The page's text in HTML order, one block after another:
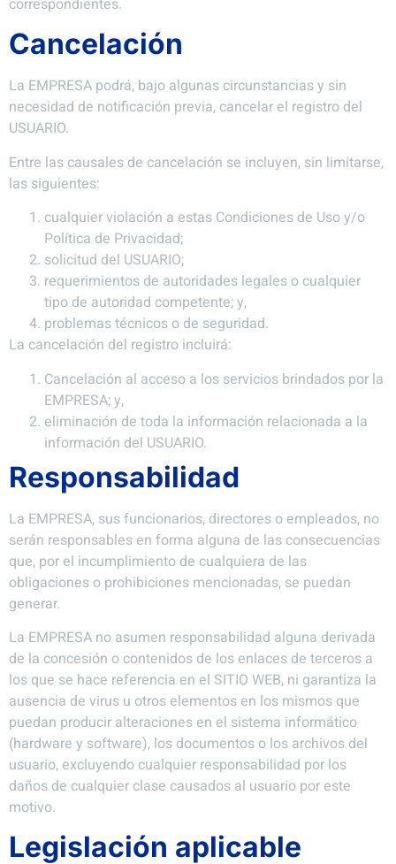
correspondientes.
Cancelación
La EMPRESA podrá, bajo algunas circunstancias y sin
necesidad de notificación previa, cancelar el registro del
USUARIO.
Entre las causales de cancelación se incluyen, sin limitarse,
las siguientes:
cualquier violación a estas Condiciones de Uso y/o
Política de Privacidad;
solicitud del USUARIO;
requerimientos de autoridades legales o cualquier
tipo de autoridad competente; y,
problemas técnicos o de seguridad.
La cancelación del registro incluirá:
Cancelación al acceso a los servicios brindados por la
EMPRESA; y,
eliminación de toda la información relacionada a la
información del USUARIO.
Responsabilidad
La EMPRESA, sus funcionarios, directores o empleados, no
serán responsables en forma alguna de las consecuencias
que, por el incumplimiento de cualquiera de las
obligaciones o prohibiciones mencionadas, se puedan
generar.
La EMPRESA no asumen responsabilidad alguna derivada
de la concesión o contenidos de los enlaces de terceros a
los que se hace referencia en el SITIO WEB, ni garantiza la
ausencia de virus u otros elementos en los mismos que
puedan producir alteraciones en el sistema informático
(hardware y software), los documentos o los archivos del
usuario, excluyendo cualquier responsabilidad por los
daños de cualquier clase causados al usuario por este
motivo.
Legislación aplicable